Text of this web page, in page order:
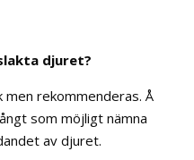
djuret?
rekommenderas. Å
som möjligt nämna
av djuret.